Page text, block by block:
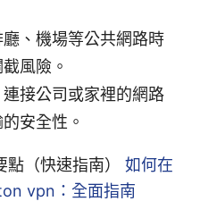
、機場等公共網路時
風險。
接公司或家裡的網路
安全性。
（快速指南） 如何在
vpn：全面指南